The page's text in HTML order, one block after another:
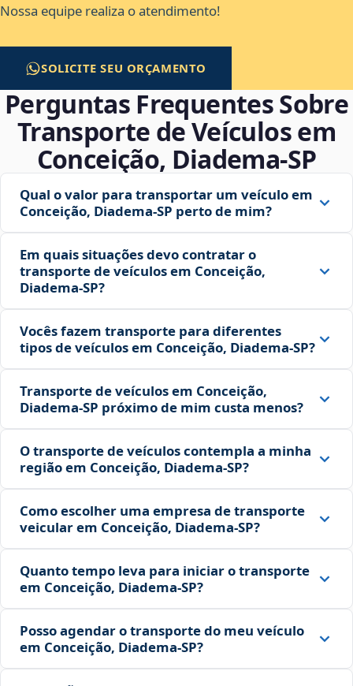
Nossa equipe realiza o atendimento!
SOLICITE SEU ORÇAMENTO
Perguntas Frequentes Sobre
Transporte de Veículos em
Conceição, Diadema‑SP
Qual o valor para transportar um veículo em
Conceição, Diadema‑SP perto de mim?
Em quais situações devo contratar o
transporte de veículos em Conceição,
Diadema‑SP?
Vocês fazem transporte para diferentes
tipos de veículos em Conceição, Diadema‑SP?
Transporte de veículos em Conceição,
Diadema‑SP próximo de mim custa menos?
O transporte de veículos contempla a minha
região em Conceição, Diadema‑SP?
Como escolher uma empresa de transporte
veicular em Conceição, Diadema‑SP?
Quanto tempo leva para iniciar o transporte
em Conceição, Diadema‑SP?
Posso agendar o transporte do meu veículo
em Conceição, Diadema‑SP?